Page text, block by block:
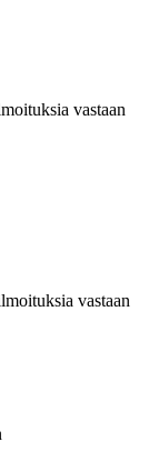
vastaan
vastaan